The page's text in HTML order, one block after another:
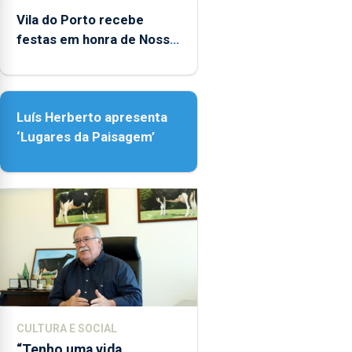
entre
as
e
as
18h00.
Vila do Porto recebe
festas em honra de Nossa
Luís Herberto apresenta
‘Lugares da Paisagem’
CULTURA E SOCIAL